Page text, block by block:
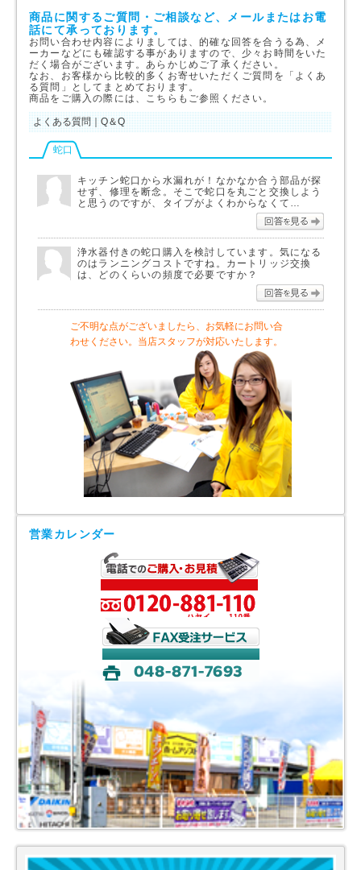
商品に関するご質問・ご相談など、メールまたはお電
話にて承っております。
お問い合わせ内容によりましては、的確な回答を合うる為、メ
ーカーなどにも確認する事がありますので、少々お時間をいた
だく場合がございます。あらかじめご了承ください。
なお、お客様から比較的多くお寄せいただくご質問を「よくあ
る質問」としてまとめております。
商品をご購入の際には、こちらもご参照ください。
よくある質問｜Q＆Q
蛇口
キッチン蛇口から水漏れが！なかなか合う部品が探
せず、修理を断念。そこで蛇口を丸ごと交換しよう
と思うのですが、タイプがよくわからなくて…
浄水器付きの蛇口購入を検討しています。気になる
のはランニングコストですね。カートリッジ交換
は、どのくらいの頻度で必要ですか？
ご不明な点がございましたら、お気軽にお問い合
わせください。当店スタッフが対応いたします。
営業カレンダー